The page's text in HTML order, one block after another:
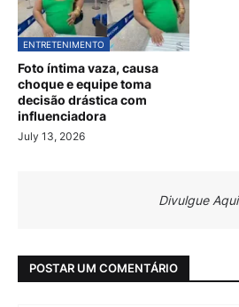
ENTRETENIMENTO
Foto íntima vaza, causa
choque e equipe toma
decisão drástica com
influenciadora
July 13, 2026
Divulgue Aqui
POSTAR UM COMENTÁRIO